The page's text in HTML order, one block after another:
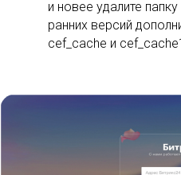
и новее удалите
ранних версий
cef_cache и